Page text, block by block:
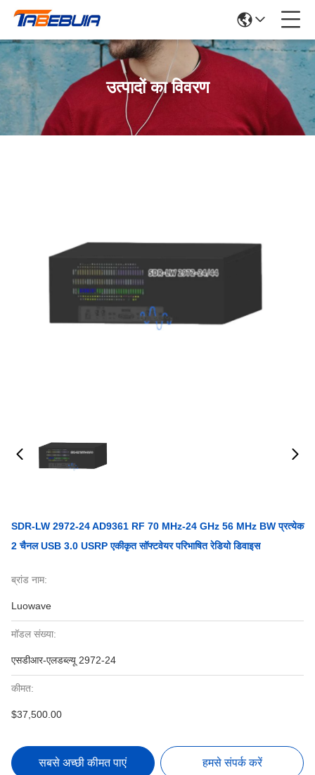
उत्पादों का विवरण
SDR-LW 2972-24 AD9361 RF 70 MHz-24 GHz 56 MHz BW प्रत्येक
2 चैनल USB 3.0 USRP एकीकृत सॉफ्टवेयर परिभाषित रेडियो डिवाइस
ब्रांड नाम:
Luowave
मॉडल संख्या:
एसडीआर-एलडब्ल्यू 2972-24
कीमत:
$37,500.00
सबसे अच्छी कीमत पाएं हमसे संपर्क करें